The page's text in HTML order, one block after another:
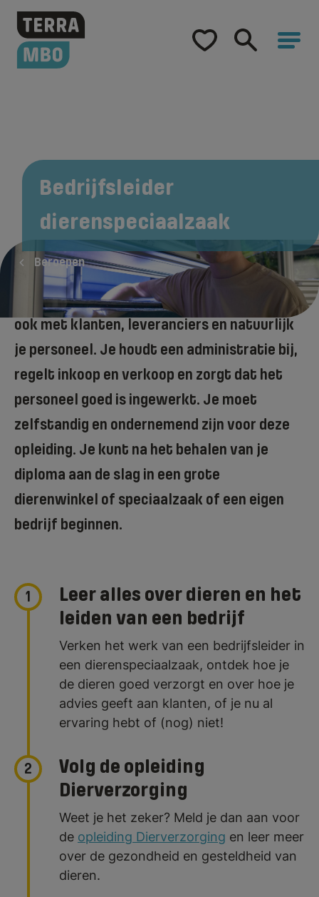
Home
Samenwerking
Over Terra MBO
Beroepen
Bedrijfsleider
dierenspeciaalzaak
Als bedrijfsleider in een dierenwinkel ben je
bezig met de dieren in de zaak, maar vooral
ook met klanten, leveranciers en natuurlijk
je personeel. Je houdt een administratie bij,
regelt inkoop en verkoop en zorgt dat het
personeel goed is ingewerkt. Je moet
zelfstandig en ondernemend zijn voor deze
opleiding. Je kunt na het behalen van je
diploma aan de slag in een grote
dierenwinkel of speciaalzaak of een eigen
bedrijf beginnen.
1
Leer alles over dieren en het
leiden van een bedrijf
Verken het werk van een bedrijfsleider in
een dierenspeciaalzaak, ontdek hoe je
de dieren goed verzorgt en over hoe je
advies geeft aan klanten, of je nu al
ervaring hebt of (nog) niet!
2
Volg de opleiding
Dierverzorging
Weet je het zeker? Meld je dan aan voor
de opleiding Dierverzorging en leer meer
over de gezondheid en gesteldheid van
dieren.